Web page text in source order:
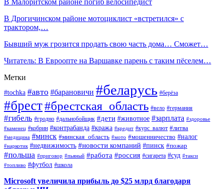
В Дрогичинском районе мотоциклист «встретился» с
трактором,…
Бывший муж грозится продать свою часть дома… Сможет…
Читатель: В Евроопте на Варшавке парень с таким пёселем…
Метки
#tochka #авто #барановичи #беларусь #берёза
#брест#брестская_область #вело #германия
#гибель #гродно #дальнобойщик #дети #животное #зарплата #здоровье
#каменец #кобрин #контрабанда #кража #кредит #курс_валют #литва
#медицина #минск #минская_область #мото #мошенничество #налог
#наркотик #недвижимость #новости компаний #пинск #пожар
#польша #приговор #пьяный #работа #россия #сигарета #суд #такси
#топливо #футбол #школа
Microsoft увеличила прибыль до $25 млрд благодаря